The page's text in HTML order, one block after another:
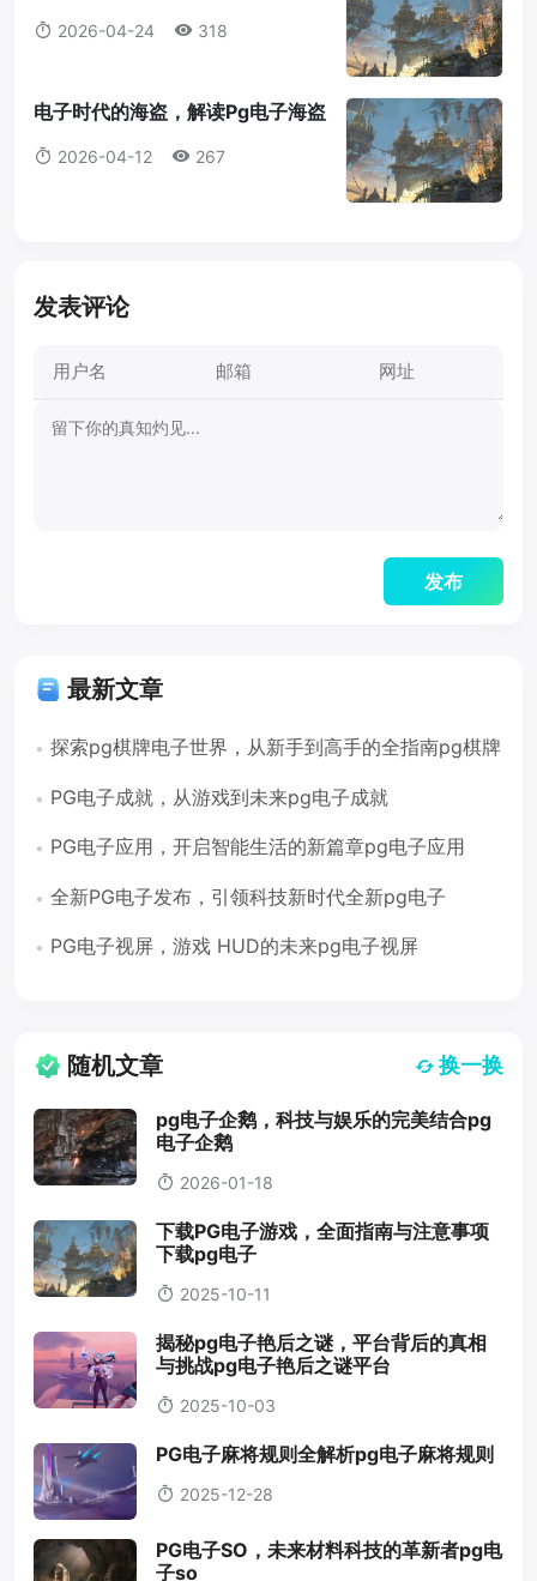
点精彩pg电子
2026-04-24 318
电子时代的海盗，解读Pg电子海盗
的崛起与挑战Pg电子海盗
2026-04-12 267
发表评论
最新文章
探索pg棋牌电子世界，从新手到高手的全指南pg棋牌
PG电子成就，从游戏到未来pg电子成就
PG电子应用，开启智能生活的新篇章pg电子应用
全新PG电子发布，引领科技新时代全新pg电子
PG电子视屏，游戏 HUD的未来pg电子视屏
随机文章 换一换
pg电子企鹅，科技与娱乐的完美结合pg
电子企鹅
2026-01-18
下载PG电子游戏，全面指南与注意事项
下载pg电子
2025-10-11
揭秘pg电子艳后之谜，平台背后的真相
与挑战pg电子艳后之谜平台
2025-10-03
PG电子麻将规则全解析pg电子麻将规则
2025-12-28
PG电子SO，未来材料科技的革新者pg电
子so